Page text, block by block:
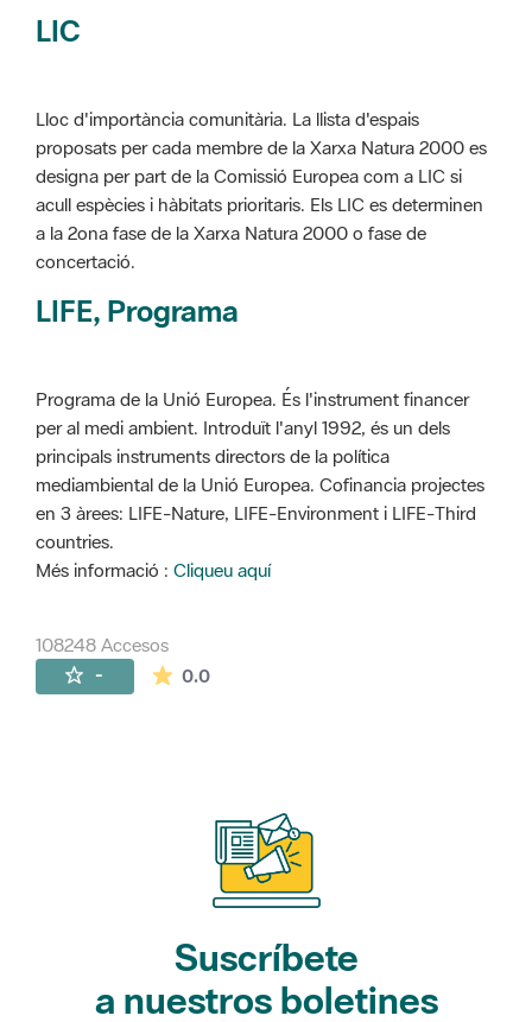
LIC
Lloc d'importància comunitària. La llista d'espais
proposats per cada membre de la Xarxa Natura 2000 es
designa per part de la Comissió Europea com a LIC si
acull espècies i hàbitats prioritaris. Els LIC es determinen
a la 2ona fase de la Xarxa Natura 2000 o fase de
concertació.
LIFE, Programa
Programa de la Unió Europea. És l'instrument financer
per al medi ambient. Introduït l'anyl 1992, és un dels
principals instruments directors de la política
mediambiental de la Unió Europea. Cofinancia projectes
en 3 àrees: LIFE-Nature, LIFE-Environment i LIFE-Third
countries.
Més informació : Cliqueu aquí
108248 Accesos
- 0.0La valoración media es de 0 estrellas de
Suscríbete
a nuestros boletines